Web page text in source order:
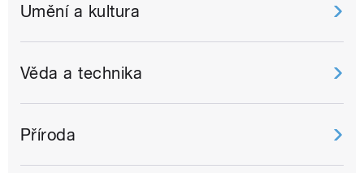
Umění a kultura
Věda a technika
Příroda